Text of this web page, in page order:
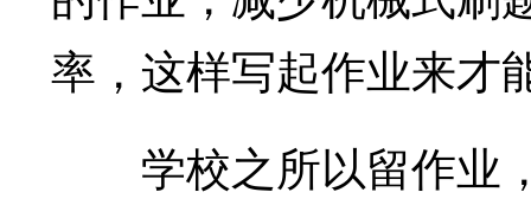
率，这样写起作业来才
学校之所以留作业